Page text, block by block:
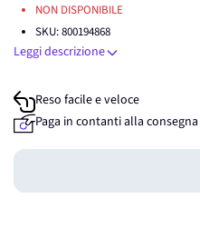
NON DISPONIBILE
SKU:800194868
Leggi descrizione
Reso facile e veloce
Paga in contanti alla consegna
Guadagna